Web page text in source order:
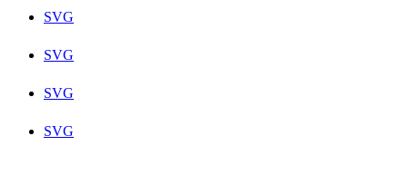
SVG
SVG
SVG
SVG